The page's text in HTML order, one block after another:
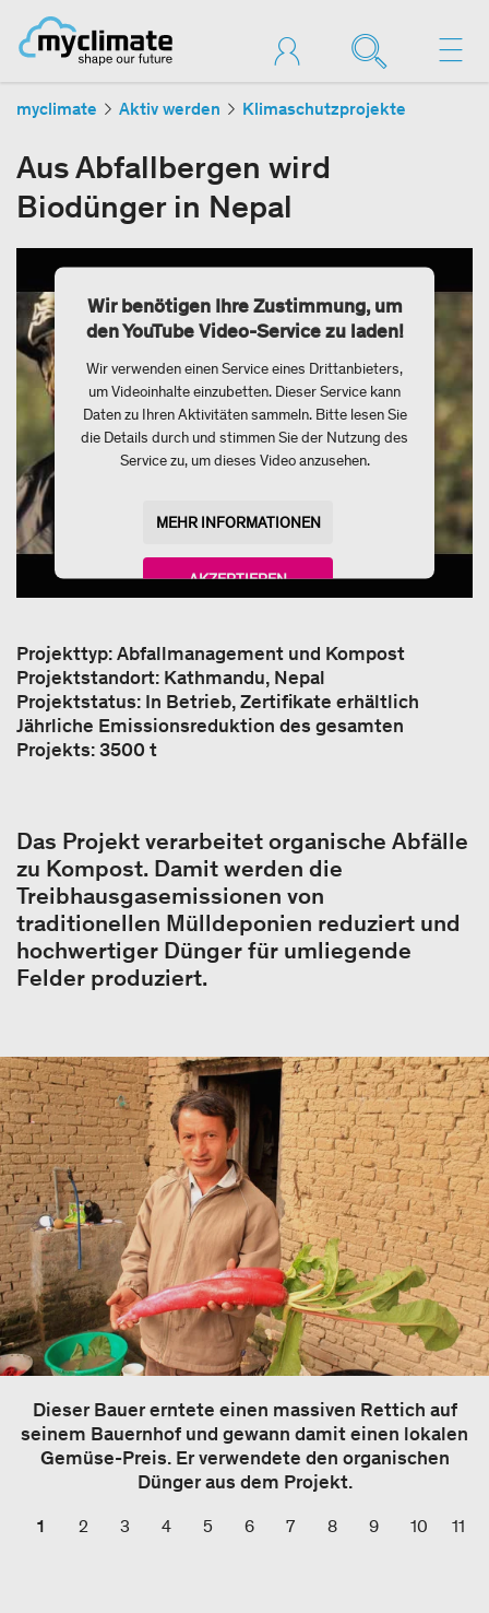
myclimate Aktiv werden Klimaschutzprojekte
Aus Abfallbergen wird
Biodünger in Nepal
Wir benötigen Ihre Zustimmung, um
den YouTube Video-Service zu laden!
Wir verwenden einen Service eines Drittanbieters,
um Videoinhalte einzubetten. Dieser Service kann
Daten zu Ihren Aktivitäten sammeln. Bitte lesen Sie
die Details durch und stimmen Sie der Nutzung des
Service zu, um dieses Video anzusehen.
MEHR INFORMATIONEN
AKZEPTIEREN
Projekttyp: Abfallmanagement und Kompost
Projektstandort: Kathmandu, Nepal
Projektstatus: In Betrieb, Zertifikate erhältlich
Jährliche Emissionsreduktion des gesamten
Projekts: 3500 t
Das Projekt verarbeitet organische Abfälle
zu Kompost. Damit werden die
Treibhausgasemissionen von
traditionellen Mülldeponien reduziert und
hochwertiger Dünger für umliegende
Felder produziert.
Dieser Bauer erntete einen massiven Rettich auf
seinem Bauernhof und gewann damit einen lokalen
Gemüse-Preis. Er verwendete den organischen
Dünger aus dem Projekt.
1 2 3 4 5 6 7 8 9 10 11